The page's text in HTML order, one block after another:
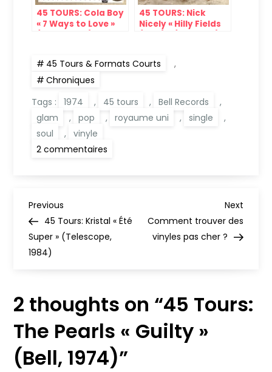
45 TOURS: Cola Boy
« 7 Ways to Love »
45 TOURS: Nick
Nicely « Hilly Fields
45 Tours & Formats Courts
,
Chroniques
Tags :
1974 , 45 tours , Bell Records
,
glam
, pop , royaume uni , single
,
soul
,
vinyle
2 commentaires
1974)
N
a
i
g
a
Previous
Post
Previous
45 Tours: Kristal « Été
Super » (Telescope,
1984)
Next
Post
Next
Comment trouver des
vinyles pas cher ?
2 thoughts on “45 Tours:
The Pearls « Guilty »
(Bell, 1974)”